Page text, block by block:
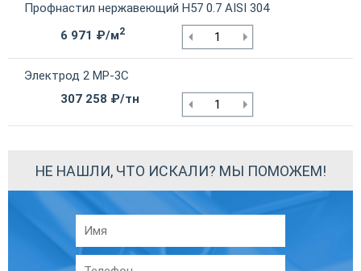
Профнастил нержавеющий Н57 0.7 AISI 304
6 971 ₽/м2
Электрод 2 МР-3С
307 258 ₽/тн
НЕ НАШЛИ, ЧТО ИСКАЛИ? МЫ ПОМОЖЕМ!